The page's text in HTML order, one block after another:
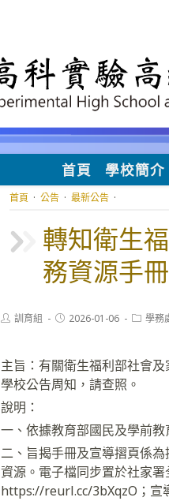
首頁 學校簡介
轉知衛生
務資源手
首頁 · 公告 · 最新公告 ·
Post訓育組
Post2026-01-06
Post學務
主旨：有關衛生福利部社會
學校公告周知，請查照。
說明：
一、依據教育部國民及學前
二、旨揭手冊及宣導摺頁係
資源。電子檔同步置於社家
https://reurl.cc/3bXqzO；宣